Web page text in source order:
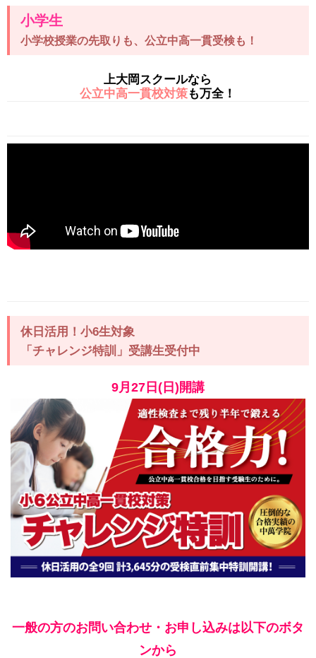
小学生
小学校授業の先取りも、公立中高一貫受検も！
上大岡スクールなら
公立中高一貫校対策も万全！
休日活用！小6生対象
「チャレンジ特訓」受講生受付中
9月27日(日)開講
一般の方のお問い合わせ・お申し込みは以下のボタ
ンから